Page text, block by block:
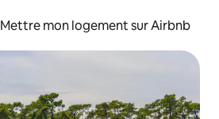
Mettre mon logement sur Airbnb